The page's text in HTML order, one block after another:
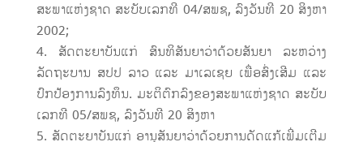
ສະພາແຫ່ງຊາດ ສະບັບເລກທີ 04/ສພຊ, ລົງວັນທີ 20 ສິງຫາ
2002;
ສັດຕະຍາບັນແກ່ ສົນທິສັນຍາວ່າດ້ວຍສັນຍາ ລະຫວ່າງ
ລັດຖະບານ ສປປ ລາວ ແລະ ມາເລເຊຍ ເພື່ອສົ່ງເສີມ ແລະ
ປົກປ້ອງການລົງທຶນ. ມະຕິຕົກລົງຂອງສະພາແຫ່ງຊາດ ສະບັບ
ເລກທີ 05/ສພຊ, ລົງວັນທີ 20 ສິງຫາ
ສັດຕະຍາບັນແກ່ ອານຸສັນຍາວ່າດ້ວຍການດັດແກ້ເພີ່ມເຕີມ